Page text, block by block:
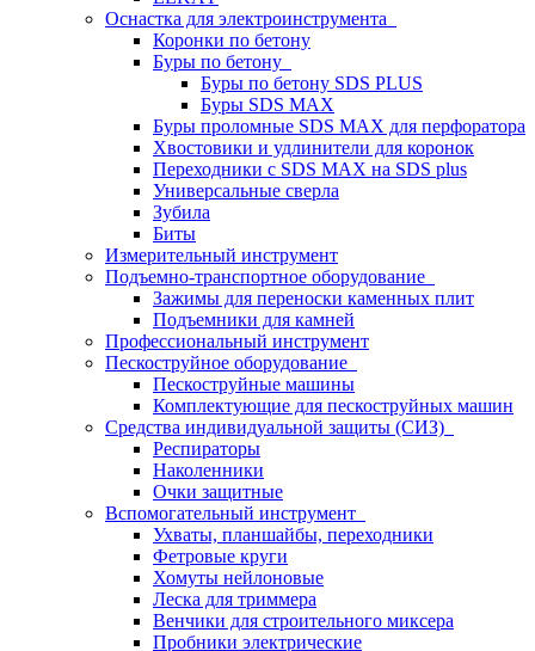
Оснастка для электроинструмента
Коронки по бетону
Буры по бетону
Буры по бетону SDS PLUS
Буры SDS MAX
Буры проломные SDS MAX для перфоратора
Хвостовики и удлинители для коронок
Переходники с SDS MAX на SDS plus
Универсальные сверла
Зубила
Биты
Измерительный инструмент
Подъемно-транспортное оборудование
Зажимы для переноски каменных плит
Подъемники для камней
Профессиональный инструмент
Пескоструйное оборудование
Пескоструйные машины
Комплектующие для пескоструйных машин
Средства индивидуальной защиты (СИЗ)
Респираторы
Наколенники
Очки защитные
Вспомогательный инструмент
Ухваты, планшайбы, переходники
Фетровые круги
Хомуты нейлоновые
Леска для триммера
Венчики для строительного миксера
Пробники электрические